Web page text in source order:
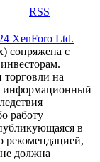
RSS
XenForo Ltd.
сопряжена с
торговли на
информационный
работу
в
рекомендацией,
должна